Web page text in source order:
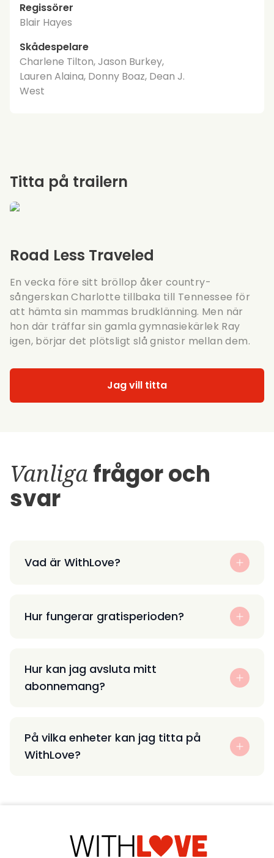
Regissörer
Blair Hayes
Skådespelare
Charlene Tilton, Jason Burkey,
Lauren Alaina, Donny Boaz, Dean J.
West
Road Less Traveled
En vecka före sitt bröllop åker country-
sångerskan Charlotte tillbaka till Tennessee för
att hämta sin mammas brudklänning. Men när
hon där träffar sin gamla gymnasiekärlek Ray
igen, börjar det plötsligt slå gnistor mellan dem.
Jag vill titta
Titta på trailern
Vanligafrågor och
svar
Vad är WithLove?
Hur fungerar gratisperioden?
Hur kan jag avsluta mitt
abonnemang?
På vilka enheter kan jag titta på
WithLove?